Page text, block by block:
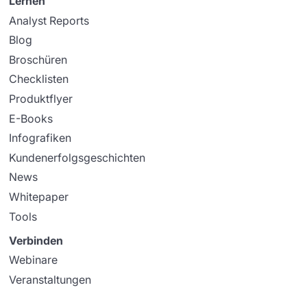
Analyst Reports
Blog
Broschüren
Checklisten
Produktflyer
E-Books
Infografiken
Kundenerfolgsgeschichten
News
Whitepaper
Tools
Verbinden
Webinare
Veranstaltungen